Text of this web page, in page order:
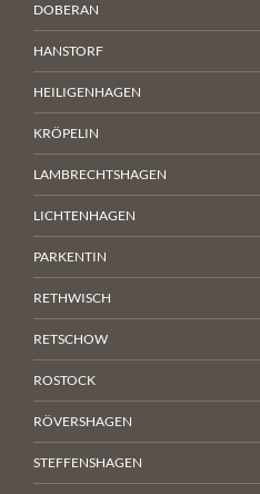
DOBERAN
HANSTORF
HEILIGENHAGEN
KRÖPELIN
LAMBRECHTSHAGEN
LICHTENHAGEN
PARKENTIN
RETHWISCH
RETSCHOW
ROSTOCK
RÖVERSHAGEN
STEFFENSHAGEN